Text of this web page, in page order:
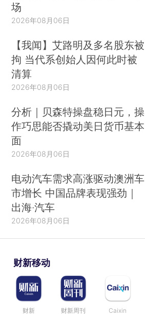
场
2026年08月06日
【我闻】艾路明及多名股东被
拘 当代系创始人因何此时被
清算
2026年08月06日
分析｜贝森特操盘稳日元，操
作巧思能否撬动美日货币基本
面
2026年08月06日
电动汽车需求高涨驱动澳洲车
市增长 中国品牌表现强劲｜
出海·汽车
2026年08月06日
财新移动
财新 财新周刊 Caixin